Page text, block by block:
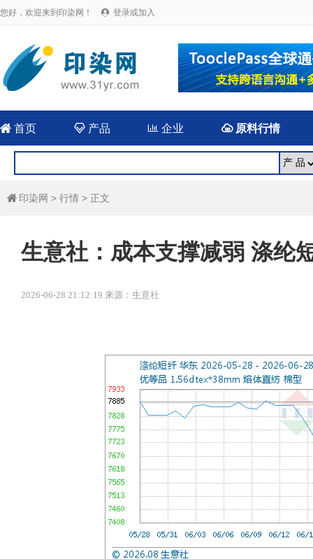
您好，欢迎来到印染网！  登录或加入
 首页 产品  企业 原料行情
 印染网 > 行情 > 正文
生意社：成本支撑减弱 涤纶
2026-06-28 21:12:19 来源：生意社